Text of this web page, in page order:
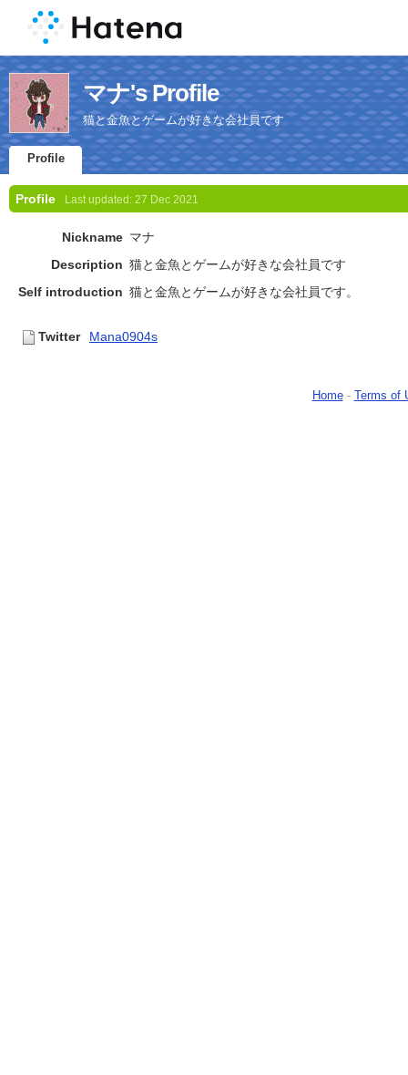
マナ's Profile
猫と金魚とゲームが好きな会社員です
Profile
Profile Last updated: 27 Dec 2021
Nickname マナ
Description 猫と金魚とゲームが好きな会社員です
Self introduction 猫と金魚とゲームが好きな会社員です。
Twitter Mana0904s
Home- Terms of